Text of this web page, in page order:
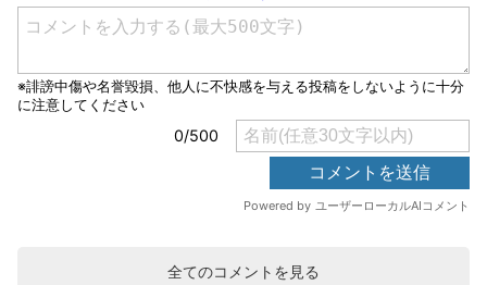
全てのコメントを見る